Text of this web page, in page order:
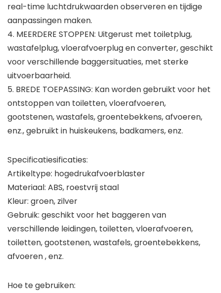
real-time luchtdrukwaarden observeren en tijdige
aanpassingen maken.
4. MEERDERE STOPPEN: Uitgerust met toiletplug,
wastafelplug, vloerafvoerplug en converter, geschikt
voor verschillende baggersituaties, met sterke
uitvoerbaarheid.
5. BREDE TOEPASSING: Kan worden gebruikt voor het
ontstoppen van toiletten, vloerafvoeren,
gootstenen, wastafels, groentebekkens, afvoeren,
enz., gebruikt in huiskeukens, badkamers, enz.
Specificatiesificaties:
Artikeltype: hogedrukafvoerblaster
Materiaal: ABS, roestvrij staal
Kleur: groen, zilver
Gebruik: geschikt voor het baggeren van
verschillende leidingen, toiletten, vloerafvoeren,
toiletten, gootstenen, wastafels, groentebekkens,
afvoeren , enz.
Hoe te gebruiken: